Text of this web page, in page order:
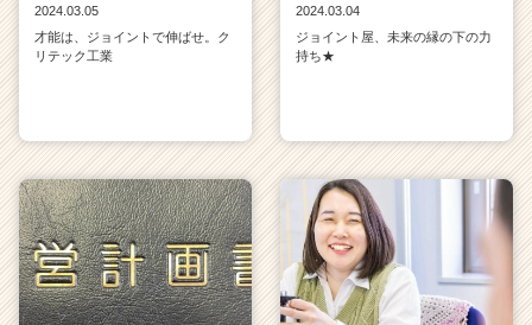
2024.03.05
才能は、ジョイントで伸ばせ。ク
リテック工業
2024.03.04
ジョイント屋、未来の縁の下の力
持ち★